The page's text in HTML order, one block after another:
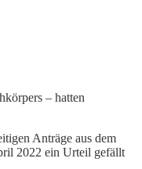
– hatten
Anträge aus dem
2022 ein Urteil gefällt